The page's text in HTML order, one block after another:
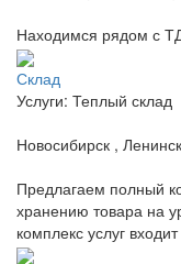
Находимся рядом с
Склад
Услуги: Теплый склад
Новосибирск ,
Предлагаем полный
хранению товара на
комплекс услуг